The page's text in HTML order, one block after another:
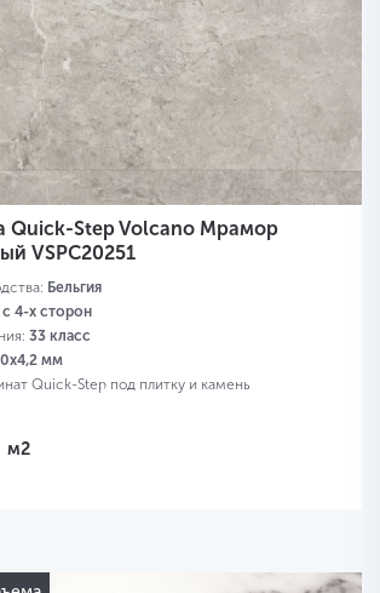
Quick-Step Volcano Мрамор
VSPC20251
Бельгия
с 4-х сторон
33 класс
мм
Quick-Step под плитку и камень
м2